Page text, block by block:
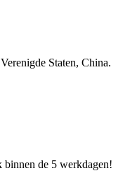
Staten, China.
binnen de 5 werkdagen!